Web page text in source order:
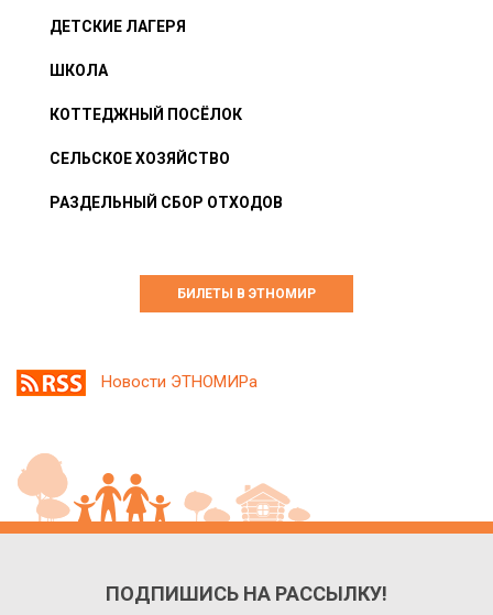
ДЕТСКИЕ ЛАГЕРЯ
ШКОЛА
КОТТЕДЖНЫЙ ПОСЁЛОК
СЕЛЬСКОЕ ХОЗЯЙСТВО
РАЗДЕЛЬНЫЙ СБОР ОТХОДОВ
БИЛЕТЫ В ЭТНОМИР
Новости ЭТНОМИРа
ПОДПИШИСЬ НА РАССЫЛКУ!